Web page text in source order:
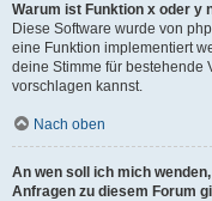
Warum ist Funktion x oder y
Diese Software wurde von
eine Funktion implementiert
deine Stimme für bestehende
vorschlagen kannst.
Nach oben
An wen soll ich mich
Anfragen zu diesem Forum